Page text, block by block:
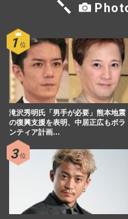
滝沢秀明氏「男手が必要」熊本地震
の復興支援を表明、中居正広もボラ
ンティア計画…